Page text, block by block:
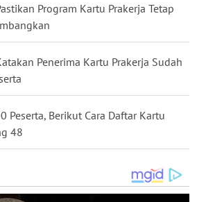
Program Kartu Prakerja Tetap
Penerima Kartu Prakerja Sudah
Peserta, Berikut Cara Daftar Kartu
48